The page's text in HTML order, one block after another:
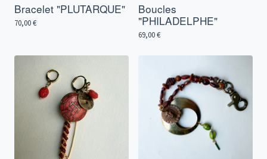
Bracelet "PLUTARQUE"
70,00€
Boucles
"PHILADELPHE"
69,00€